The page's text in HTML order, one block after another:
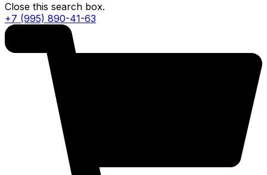
Close this search box.
+7 (995) 890-41-63